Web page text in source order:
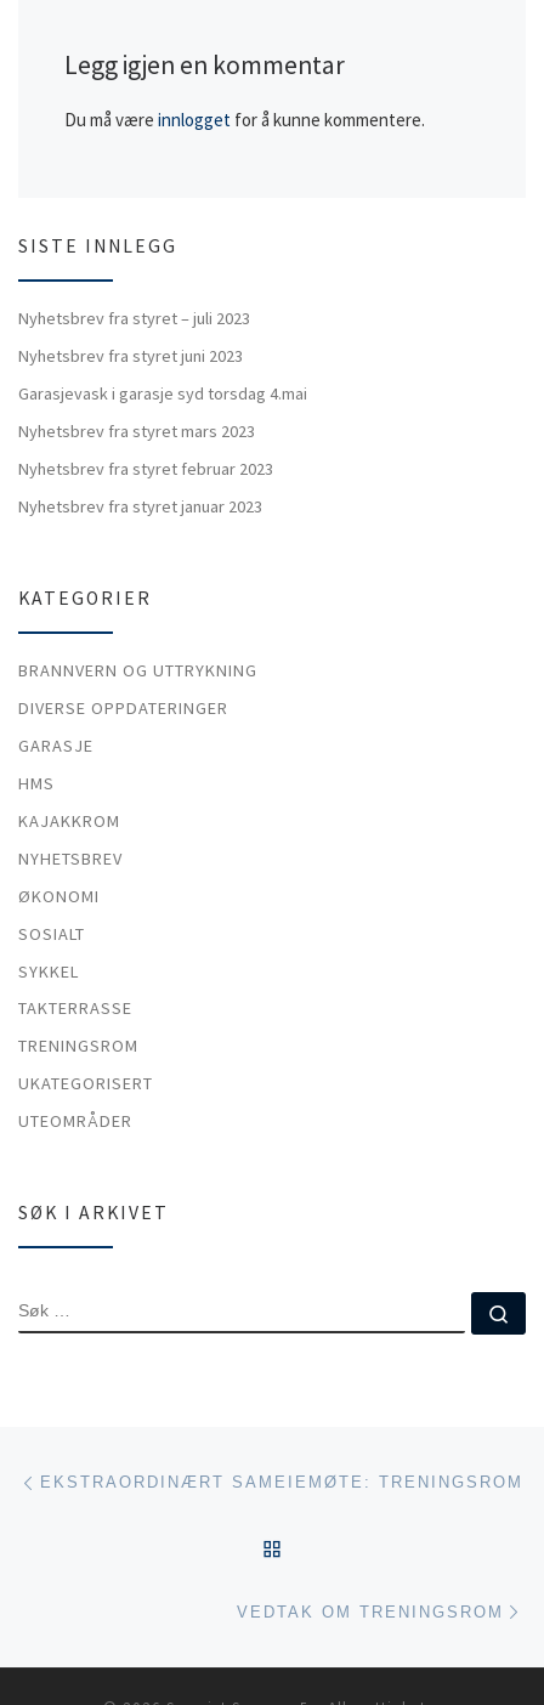
Legg igjen en kommentar
Du må være innlogget for å kunne kommentere.
SISTE INNLEGG
Nyhetsbrev fra styret – juli 2023
Nyhetsbrev fra styret juni 2023
Garasjevask i garasje syd torsdag 4.mai
Nyhetsbrev fra styret mars 2023
Nyhetsbrev fra styret februar 2023
Nyhetsbrev fra styret januar 2023
KATEGORIER
BRANNVERN OG UTTRYKNING
DIVERSE OPPDATERINGER
GARASJE
HMS
KAJAKKROM
NYHETSBREV
ØKONOMI
SOSIALT
SYKKEL
TAKTERRASSE
TRENINGSROM
UKATEGORISERT
UTEOMRÅDER
SØK I ARKIVET
SØK
Innleggsnavigasjon
EKSTRAORDINÆRT SAMEIEMØTE: TRENINGSROM
VEDTAK OM TRENINGSROM